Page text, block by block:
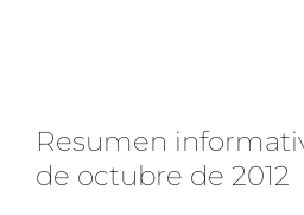
Resumen
de octubre de 2012